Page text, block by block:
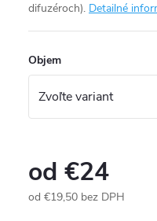
difuzéroch). Detailné
Objem
od €24
od €19,50 bez DPH